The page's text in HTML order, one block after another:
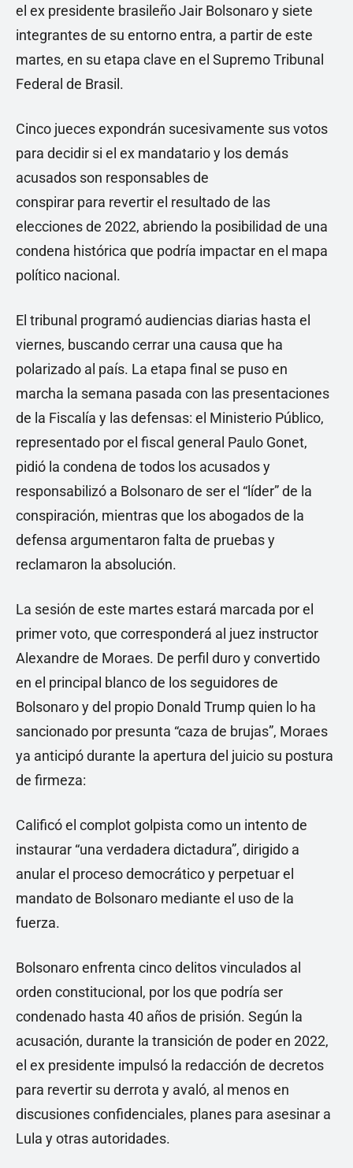
el ex presidente brasileño Jair Bolsonaro y siete
integrantes de su entorno entra, a partir de este
martes, en su etapa clave en el Supremo Tribunal
Federal de Brasil.
Cinco jueces expondrán sucesivamente sus votos
para decidir si el ex mandatario y los demás
acusados son responsables de
conspirar para revertir el resultado de las
elecciones de 2022, abriendo la posibilidad de una
condena histórica que podría impactar en el mapa
político nacional.
El tribunal programó audiencias diarias hasta el
viernes, buscando cerrar una causa que ha
polarizado al país. La etapa final se puso en
marcha la semana pasada con las presentaciones
de la Fiscalía y las defensas: el Ministerio Público,
representado por el fiscal general Paulo Gonet,
pidió la condena de todos los acusados y
responsabilizó a Bolsonaro de ser el “líder” de la
conspiración, mientras que los abogados de la
defensa argumentaron falta de pruebas y
reclamaron la absolución.
La sesión de este martes estará marcada por el
primer voto, que corresponderá al juez instructor
Alexandre de Moraes. De perfil duro y convertido
en el principal blanco de los seguidores de
Bolsonaro y del propio Donald Trump quien lo ha
sancionado por presunta “caza de brujas”, Moraes
ya anticipó durante la apertura del juicio su postura
de firmeza:
Calificó el complot golpista como un intento de
instaurar “una verdadera dictadura”, dirigido a
anular el proceso democrático y perpetuar el
mandato de Bolsonaro mediante el uso de la
fuerza.
Bolsonaro enfrenta cinco delitos vinculados al
orden constitucional, por los que podría ser
condenado hasta 40 años de prisión. Según la
acusación, durante la transición de poder en 2022,
el ex presidente impulsó la redacción de decretos
para revertir su derrota y avaló, al menos en
discusiones confidenciales, planes para asesinar a
Lula y otras autoridades.